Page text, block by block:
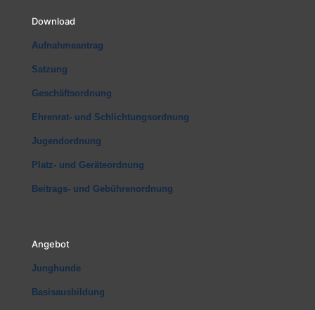
Download
Aufnahmeantrag
Satzung
Geschäftsordnung
Ehrenrat- und Schlichtungsordnung
Jugendordnung
Platz- und Geräteordnung
Beitrags- und Gebührenordnung
Angebot
Junghunde
Basisausbildung